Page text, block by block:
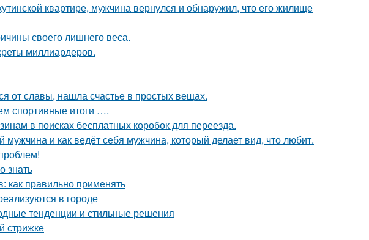
квартире, мужчина вернулся и обнаружил, что его жилище
своего лишнего веса.
миллиардеров.
от славы, нашла счастье в простых вещах.
спортивные итоги ….
в поисках бесплатных коробок для переезда.
и как ведёт себя мужчина, который делает вид, что любит.
знать
как правильно применять
в городе
тенденции и стильные решения
стрижке